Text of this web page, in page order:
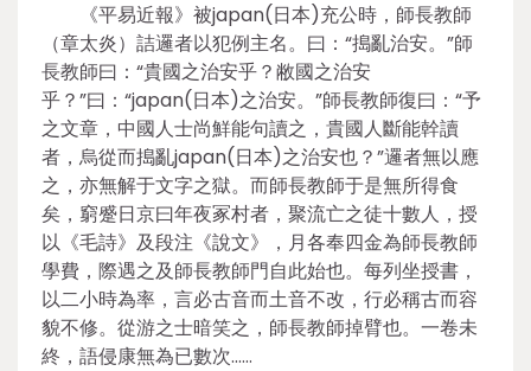
《平易近報》被japan(日本)充公時，師長教師
（章太炎）詰邏者以犯例主名。曰：“搗亂治安。”師
長教師曰：“貴國之治安乎？敝國之治安
乎？”曰：“japan(日本)之治安。”師長教師復曰：“予
之文章，中國人士尚鮮能句讀之，貴國人斷能幹讀
者，烏從而搗亂japan(日本)之治安也？”邏者無以應
之，亦無解于文字之獄。而師長教師于是無所得食
矣，窮蹙日京曰年夜冢村者，聚流亡之徒十數人，授
以《毛詩》及段注《說文》，月各奉四金為師長教師
學費，際遇之及師長教師門自此始也。每列坐授書，
以二小時為率，言必古音而土音不改，行必稱古而容
貌不修。從游之士暗笑之，師長教師掉臂也。一卷未
終，語侵康無為已數次……